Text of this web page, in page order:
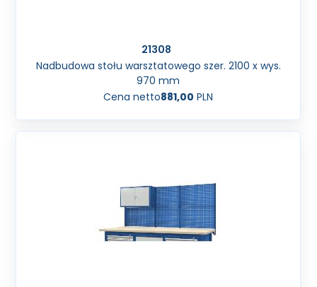
21308
Nadbudowa stołu warsztatowego szer. 2100 x wys.
970 mm
Cena netto881,00 PLN